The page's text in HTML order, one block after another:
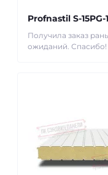
Profnastil S-
Получила заказ
ожиданий. Спасибо! ..